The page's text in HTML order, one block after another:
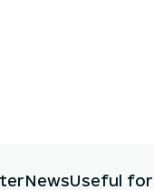
NewsUseful for